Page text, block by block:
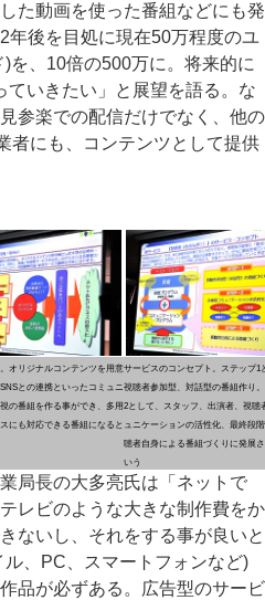
た動画を使った番組などにも発
年後を目処に現在50万程度のユ
を、10倍の500万に。将来的に
ていきたい」と展望を語る。な
参楽での配信だけでなく、他の
者にも、コンテンツとして提供
オリジナルコンテンツを用意
との連携といったコミュニ
の番組を作る事ができ、多用
にも対応できる番組になると
サービスのコンセプト。ステップ1
視聴者参加型、対話型の番組作り
2として、スタッフ、出演者、視聴
ュニケーションの活性化、最終段
聴者自身による番組づくりに発展
いう
局長の大多亮氏は「ネットで
レビのような大きな制作費をか
ないし、それをする事が良いと
、PC、スマートフォンなど)
品が必ずある。広告型のサービ